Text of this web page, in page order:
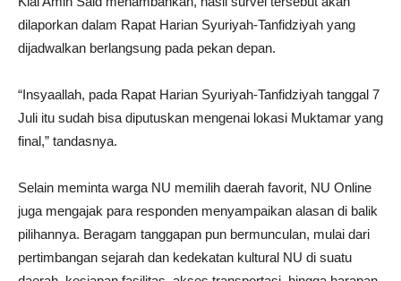
dilaporkan dalam Rapat Harian Syuriyah-Tanfidziyah yang
dijadwalkan berlangsung pada pekan depan.
“Insyaallah, pada Rapat Harian Syuriyah-Tanfidziyah tanggal 7
Juli itu sudah bisa diputuskan mengenai lokasi Muktamar yang
final,” tandasnya.
Selain meminta warga NU memilih daerah favorit, NU Online
juga mengajak para responden menyampaikan alasan di balik
pilihannya. Beragam tanggapan pun bermunculan, mulai dari
pertimbangan sejarah dan kedekatan kultural NU di suatu